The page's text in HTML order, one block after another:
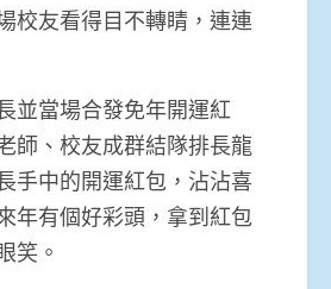
校友看得目不轉睛，連連
並當場合發免年開運紅
師、校友成群結隊排長龍
手中的開運紅包，沾沾喜
年有個好彩頭，拿到紅包
笑。